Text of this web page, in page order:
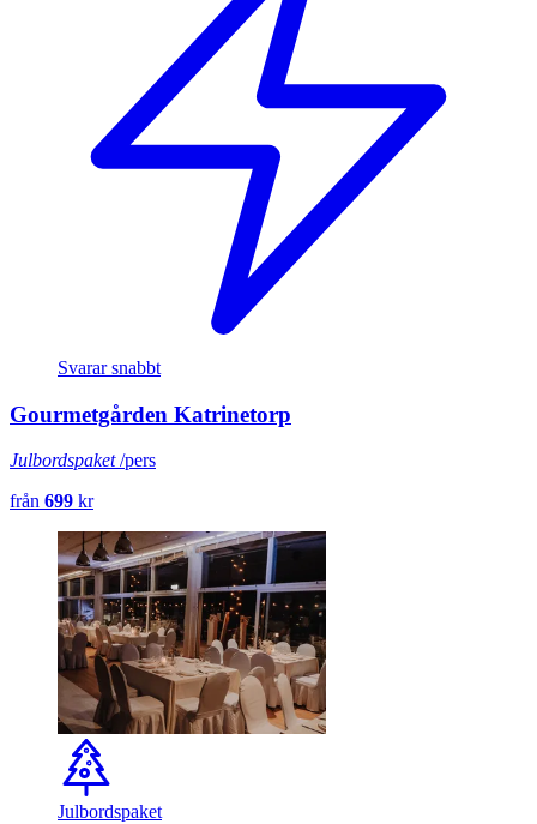
Svarar snabbt
Gourmetgården Katrinetorp
Julbordspaket/pers
från 699 kr
Julbordspaket